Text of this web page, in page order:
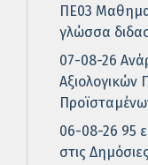
ΠΕ03
γλώσσα
07-08-26
06-08-26 95
στις